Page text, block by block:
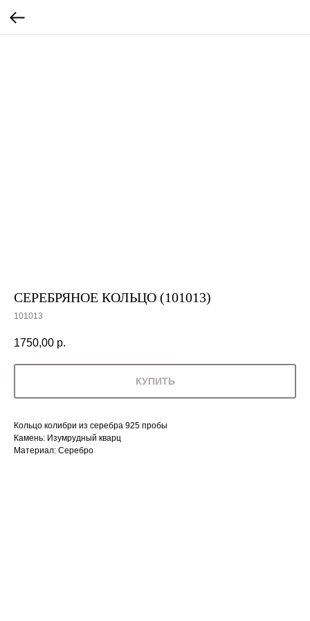
СЕРЕБРЯНОЕ КОЛЬЦО (101013)
101013
1750,00 р.
КУПИТЬ
Кольцо колибри из серебра 925 пробы
Камень: Изумрудный кварц
Материал: Серебро